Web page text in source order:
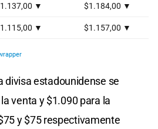
divisa estadounidense se
venta y $1.090 para la
y $75 respectivamente